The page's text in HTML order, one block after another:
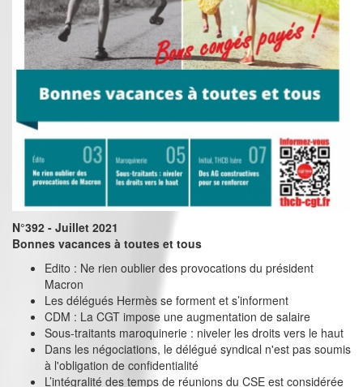
N°392 - Juillet 2021
Bonnes vacances à toutes et tous
Edito : Ne rien oublier des provocations du président
Macron
Les délégués Hermès se forment et s’informent
CDM : La CGT impose une augmentation de salaire
Sous-traitants maroquinerie : niveler les droits vers le haut
Dans les négociations, le délégué syndical n'est pas soumis
à l'obligation de confidentialité
L’intégralité des temps de réunions du CSE est considérée